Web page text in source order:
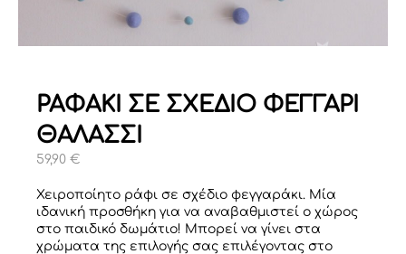
ΡΑΦΑΚΙ ΣΕ ΣΧΕΔΙΟ ΦΕΓΓΑΡΙ
ΘΑΛΑΣΣΙ
59,90 €
Χειροποίητο ράφι σε σχέδιο φεγγαράκι. Μία
ιδανική προσθήκη για να αναβαθμιστεί ο χώρος
στο παιδικό δωμάτιο! Μπορεί να γίνει στα
χρώματα της επιλογής σας επιλέγοντας στο